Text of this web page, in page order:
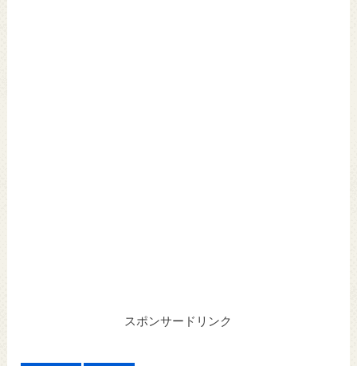
スポンサードリンク